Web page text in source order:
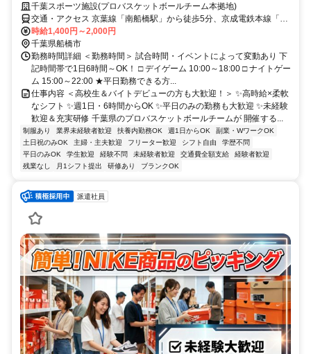
千葉スポーツ施設(プロバスケットボールチーム本拠地)
交通・アクセス 京葉線「南船橋駅」から徒歩5分、京成電鉄本線「大
神宮下駅」から徒歩17分、京成電鉄本線「船橋競馬場駅」から徒歩
18分
時給1,400円～2,000円
千葉県船橋市
勤務時間詳細 ＜勤務時間＞ 試合時間・イベントによって変動あり 下
記時間帯で1日6時間～OK！ □ デイゲーム 10:00～18:00 □ ナイトゲー
ム 15:00～22:00 ★平日勤務できる方...
仕事内容 ＜高校生＆バイトデビューの方も大歓迎！＞ ✨高時給×柔軟
なシフト ✨週1日・6時間からOK ✨平日のみの勤務も大歓迎 ✨未経験
歓迎＆充実研修 千葉県のプロバスケットボールチームが 開催する...
制服あり 業界未経験者歓迎 扶養内勤務OK 週1日からOK
副業・WワークOK
土日祝のみOK
主婦・主夫歓迎 フリーター歓迎 シフト自由
学歴不問
平日のみOK
学生歓迎 経験不問 未経験者歓迎 交通費全額支給
経験者歓迎
残業なし
月1シフト提出 研修あり ブランクOK
派遣社員